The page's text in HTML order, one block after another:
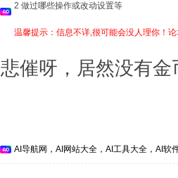
2 做过哪些操作或改动设置等
温馨提示：信息不详,很可能会没人理你！
悲催呀，居然没有
AI导航网，AI网站大全，AI工具大全，AI软